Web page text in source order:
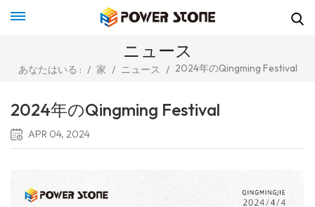
ニュース
あなたはいる : / 家 / ニュース / 2024年のQingming Festival
2024年のQingming Festival
APR 04, 2024